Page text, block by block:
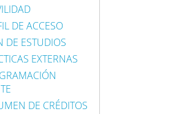
DE ACCESO
DE ESTUDIOS
EXTERNAS
DE CRÉDITOS